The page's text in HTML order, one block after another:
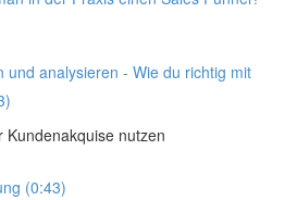
und analysieren - Wie du richtig mit
Kundenakquise nutzen
(0:43)